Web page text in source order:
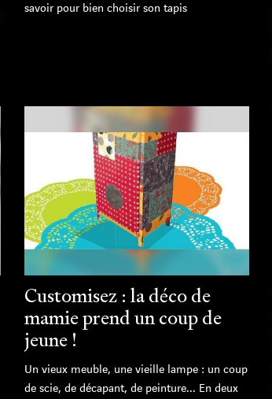
savoir pour bien choisir son tapis
Customisez : la déco de
mamie prend un coup de
jeune !
Un vieux meuble, une vieille lampe : un coup
de scie, de décapant, de peinture... En deux